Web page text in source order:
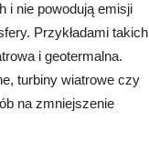
i nie powodują emisji
Przykładami takich
i geotermalna.
turbiny wiatrowe czy
na zmniejszenie